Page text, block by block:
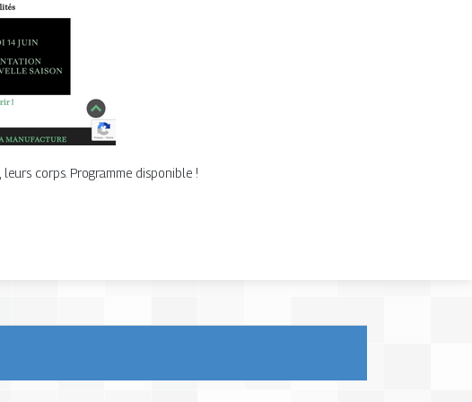
corps. Programme disponible !